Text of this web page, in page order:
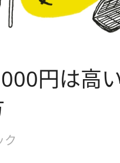
円は高
ク